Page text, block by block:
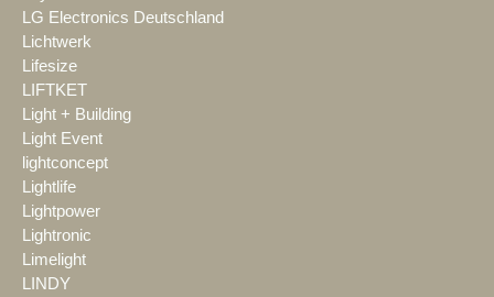
LG Electronics Deutschland
Lichtwerk
Lifesize
LIFTKET
Light + Building
Light Event
lightconcept
Lightlife
Lightpower
Lightronic
Limelight
LINDY